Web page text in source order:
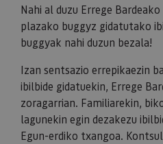
Nahi al duzu Errege
plazako buggyz gidatutako
buggyak nahi duzun bezala!
Izan sentsazio errepikaezin
ibilbide gidatuekin, Errege
zoragarrian. Familiarekin,
lagunekin egin dezakezu
Egun-erdiko txangoa.